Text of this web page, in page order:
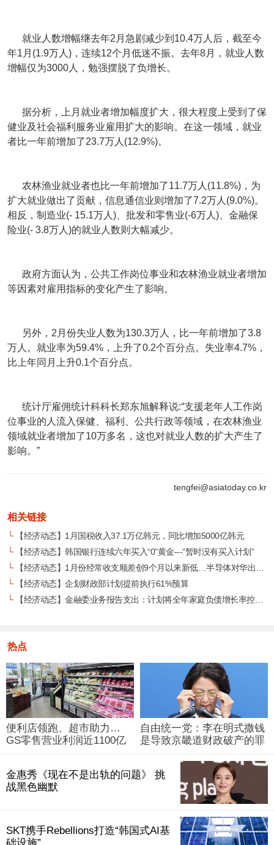
就业人数增幅继去年2月急剧减少到10.4万人后，截至今
年1月(1.9万人)，连续12个月低迷不振。去年8月，就业人数
增幅仅为3000人，勉强摆脱了负增长。
据分析，上月就业者增加幅度扩大，很大程度上受到了保
健业及社会福利服务业雇用扩大的影响。在这一领域，就业
者比一年前增加了23.7万人(12.9%)。
农林渔业就业者也比一年前增加了11.7万人(11.8%)，为
扩大就业做出了贡献，信息通信业则增加了7.2万人(9.0%)。
相反，制造业(- 15.1万人)、批发和零售业(-6万人)、金融保
险业(- 3.8万人)的就业人数则大幅减少。
政府方面认为，公共工作岗位事业和农林渔业就业者增加
等因素对雇用指标的变化产生了影响。
另外，2月份失业人数为130.3万人，比一年前增加了3.8
万人。就业率为59.4%，上升了0.2个百分点。失业率4.7%，
比上年同月上升0.1个百分点。
统计厅雇佣统计科科长郑东旭解释说:“支援老年人工作岗
位事业的人流入保健、福利、公共行政等领域，在农林渔业
领域就业者增加了10万多名，这也对就业人数的扩大产生了
影响。”
tengfei@asiatoday.co.kr
相关链接
└【经济动态】1月国税收入37.1万亿韩元，同比增加5000亿韩元
└【经济动态】韩国银行连续六年买入“0”黄金---“暂时没有买入计划”
└【经济动态】1月份经常收支顺差创9个月以来新低…半导体对华出口受挫
└【经济动态】企划财政部计划提前执行61%预算
└【经济动态】金融委业务报告支出：计划将全年家庭负债增长率控制在5%
热点
便利店领跑、超市助力…
GS零售营业利润近1100亿
自由统一党：李在明式撒钱
是导致京畿道财政破产的罪
金惠秀《现在不是出轨的问题》 挑
战黑色幽默
SKT携手Rebellions打造“韩国式AI基